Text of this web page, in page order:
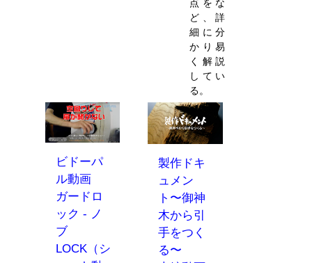
点をな
ど、詳
細に分
かり易
く解説
してい
る。
ビドーパ
ル動画
ガードロ
ック - ノ
ブ
LOCK（シ
製作ドキ
ュメン
ト〜御神
木から引
手をつく
る〜